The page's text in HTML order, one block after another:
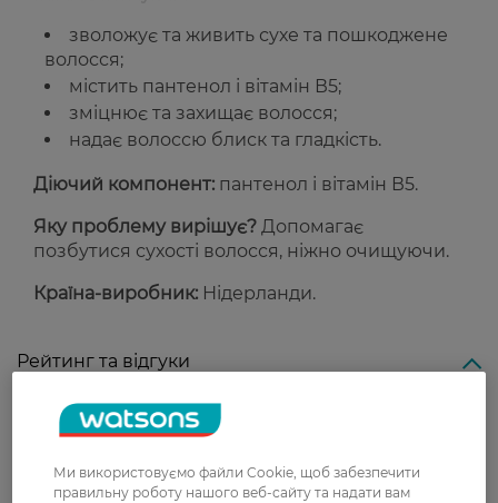
зволожує та живить сухе та пошкоджене
волосся;
містить пантенол і вітамін В5;
зміцнює та захищає волосся;
надає волоссю блиск та гладкість.
Діючий компонент: пантенол і вітамін В5.
Яку проблему вирішує? Допомагає
позбутися сухості волосся, ніжно очищуючи.
Країна-виробник: Нідерланди.
Рейтинг та відгуки
0
З 0 відгуків
0 відгуків
Ми використовуємо файли Cookie, щоб забезпечити
правильну роботу нашого веб-сайту та надати вам